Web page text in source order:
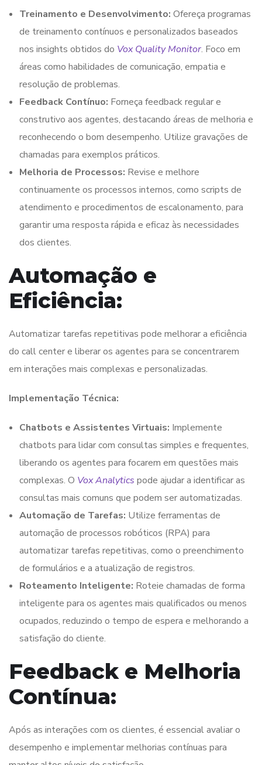
Treinamento e Desenvolvimento: Ofereça programas
de treinamento contínuos e personalizados baseados
nos insights obtidos do Vox Quality Monitor. Foco em
áreas como habilidades de comunicação, empatia e
resolução de problemas.
Feedback Contínuo: Forneça feedback regular e
construtivo aos agentes, destacando áreas de melhoria e
reconhecendo o bom desempenho. Utilize gravações de
chamadas para exemplos práticos.
Melhoria de Processos: Revise e melhore
continuamente os processos internos, como scripts de
atendimento e procedimentos de escalonamento, para
garantir uma resposta rápida e eficaz às necessidades
dos clientes.
Automação e
Eficiência:
Automatizar tarefas repetitivas pode melhorar a eficiência
do call center e liberar os agentes para se concentrarem
em interações mais complexas e personalizadas.
Implementação Técnica:
Chatbots e Assistentes Virtuais: Implemente
chatbots para lidar com consultas simples e frequentes,
liberando os agentes para focarem em questões mais
complexas. O Vox Analytics pode ajudar a identificar as
consultas mais comuns que podem ser automatizadas.
Automação de Tarefas: Utilize ferramentas de
automação de processos robóticos (RPA) para
automatizar tarefas repetitivas, como o preenchimento
de formulários e a atualização de registros.
Roteamento Inteligente: Roteie chamadas de forma
inteligente para os agentes mais qualificados ou menos
ocupados, reduzindo o tempo de espera e melhorando a
satisfação do cliente.
Feedback e Melhoria
Contínua:
Após as interações com os clientes, é essencial avaliar o
desempenho e implementar melhorias contínuas para